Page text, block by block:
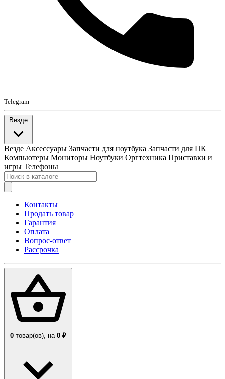
Telegram
Везде
Везде Аксессуары Запчасти для ноутбука Запчасти для ПК
Компьютеры Мониторы Ноутбуки Оргтехника Приставки и
игры Телефоны
Контакты
Продать товар
Гарантия
Оплата
Вопрос-ответ
Рассрочка
0 товар(ов), на 0 ₽